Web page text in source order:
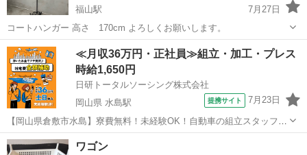
福山駅
7月27日
コートハンガー 高さ 170cm よろしくお願いします。
広島 福山市 福山駅 その他
≪月収36万円・正社員≫組立・加工・プレス
時給1,650円
日研トータルソーシング株式会社
岡山県 水島駅
提携サイト 7月23日
【岡山県倉敷市水島】寮費無料！未経験OK！自動車の組立スタッフ
《お仕事No.NS0089》 お仕事について 車の組立作業です。専用レール
に乗って流れてくる車の骨組みに、車内外の各部品・ハンドル・足回
岡山 倉敷市 水島駅
ワゴン